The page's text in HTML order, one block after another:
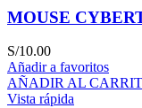
MOUSE
S/10.00
Añadir a favoritos
AÑADIR AL
Vista rápida